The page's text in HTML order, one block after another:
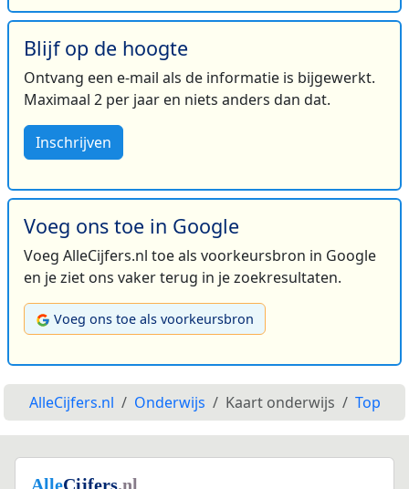
Blijf op de hoogte
Ontvang een e-mail als de informatie is bijgewerkt.
Maximaal 2 per jaar en niets anders dan dat.
Inschrijven
Voeg ons toe in Google
Voeg AlleCijfers.nl toe als voorkeursbron in Google
en je ziet ons vaker terug in je zoekresultaten.
Voeg ons toe als voorkeursbron
AlleCijfers.nl Onderwijs Kaart onderwijs Top